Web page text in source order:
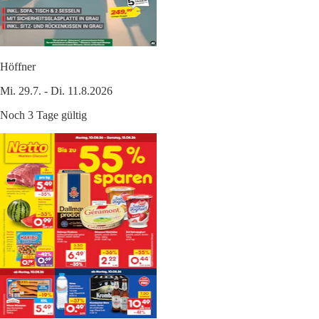
Höffner
Mi. 29.7. - Di. 11.8.2026
Noch 3 Tage gültig